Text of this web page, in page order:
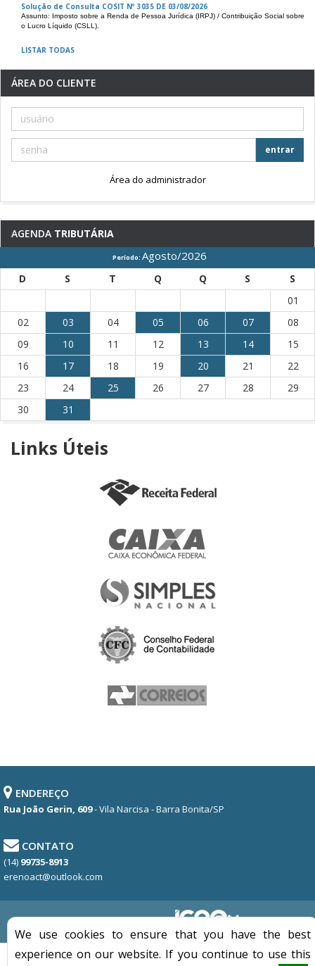
Solução de Consulta COSIT Nº 3035 DE 03/08/2026
Assunto: Imposto sobre a Renda de Pessoa Jurídica (IRPJ) / Contribuição Social sobre
o Lucro Líquido (CSLL).
LISTAR TODAS
ÁREA DO CLIENTE
entrar
Área do administrador
AGENDA TRIBUTÁRIA
Período: Agosto/2026
D S T Q Q S
S
01
02
03 04 05 06 07
08
09
10 11 12 13 14
15
16
17 18 19 20 21
22
23
24 25 26 27 28
29
30
31
Links Úteis
ENDEREÇO
Rua João Gerin, 609- Vila Narcisa - Barra Bonita/SP
CONTATO
(14) 99735-8913
erenoact@outlook.com
DESENVOLVIDO POR
We use cookies to ensure that you have the best
experience on our website. If you continue to use this